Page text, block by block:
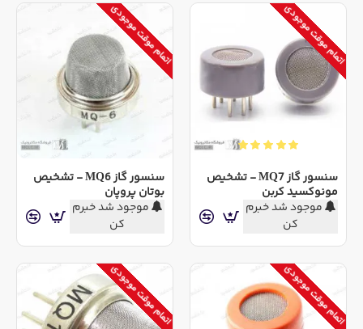
اتمام موقت موجودی
سنسور گاز MQ7 - تشخیص
مونوکسید کربن
موجود شد خبرم
کن
اتمام موقت موجودی
سنسور گاز MQ6 - تشخیص
بوتان پروپان
موجود شد خبرم
کن
اتمام موقت موجودی اتمام موقت موجودی